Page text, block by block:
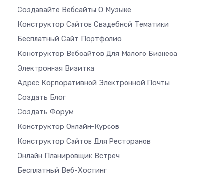
Создавайте Вебсайты О Музыке
Конструктор Сайтов Свадебной Тематики
Бесплатный Сайт Портфолио
Конструктор Вебсайтов Для Малого Бизнеса
Электронная Визитка
Адрес Корпоративной Электронной Почты
Создать Блог
Создать Форум
Конструктор Онлайн-Курсов
Конструктор Сайтов Для Ресторанов
Онлайн Планировщик Встреч
Бесплатный Веб-Хостинг